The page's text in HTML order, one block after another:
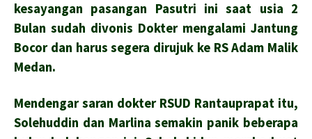
kesayangan pasangan Pasutri ini saat usia 2
Bulan sudah divonis Dokter mengalami Jantung
Bocor dan harus segera dirujuk ke RS Adam Malik
Medan.
Mendengar saran dokter RSUD Rantauprapat itu,
Solehuddin dan Marlina semakin panik beberapa